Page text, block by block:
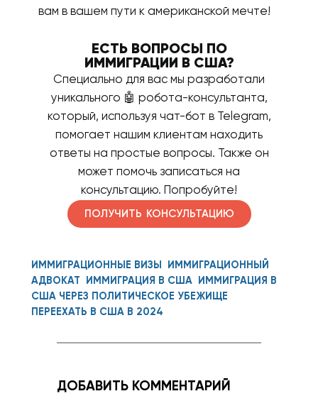
вам в вашем пути к американской мечте!
ЕСТЬ ВОПРОСЫ ПО
ИММИГРАЦИИ В США?
Специально для вас мы разработали
уникального 🤖 робота-консультанта,
который, используя чат-бот в Telegram,
помогает нашим клиентам находить
ответы на простые вопросы. Также он
может помочь записаться на
консультацию. Попробуйте!
ПОЛУЧИТЬ КОНСУЛЬТАЦИЮ
ИММИГРАЦИОННЫЕ ВИЗЫ
ИММИГРАЦИОННЫЙ
АДВОКАТ
ИММИГРАЦИЯ В США
ИММИГРАЦИЯ В
США ЧЕРЕЗ ПОЛИТИЧЕСКОЕ УБЕЖИЩЕ
ПЕРЕЕХАТЬ В США В 2024
ДОБАВИТЬ КОММЕНТАРИЙ